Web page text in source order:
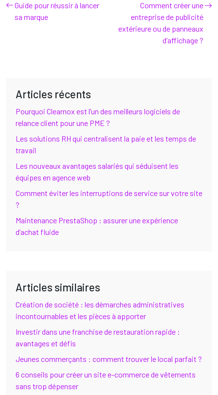
Guide pour réussir à lancer
sa marque
Comment créer une
entreprise de publicité
extérieure ou de panneaux
d’affichage ?
Articles récents
Pourquoi Clearnox est l’un des meilleurs logiciels de
relance client pour une PME ?
Les solutions RH qui centralisent la paie et les temps de
travail
Les nouveaux avantages salariés qui séduisent les
équipes en agence web
Comment éviter les interruptions de service sur votre site
?
Maintenance PrestaShop : assurer une expérience
d’achat fluide
Articles similaires
Création de société : les démarches administratives
incontournables et les pièces à apporter
Investir dans une franchise de restauration rapide :
avantages et défis
Jeunes commerçants : comment trouver le local parfait ?
6 conseils pour créer un site e-commerce de vêtements
sans trop dépenser